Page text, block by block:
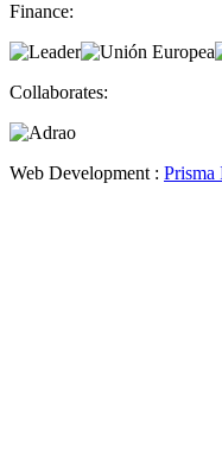
Finance:
Collaborates:
Web Development : Prisma